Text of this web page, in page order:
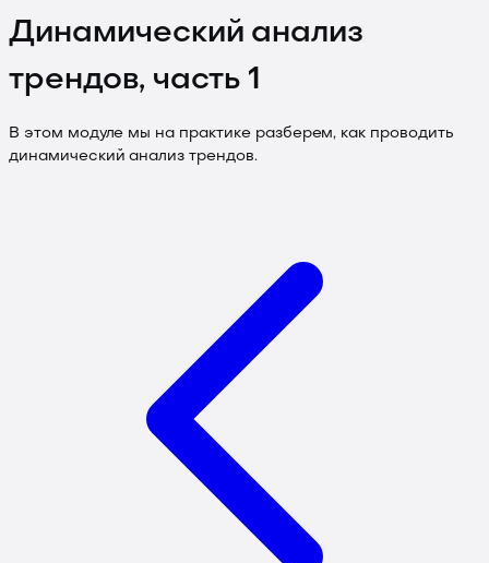
Динамический анализ
трендов, часть 1
В этом модуле мы на практике разберем, как проводить
динамический анализ трендов.